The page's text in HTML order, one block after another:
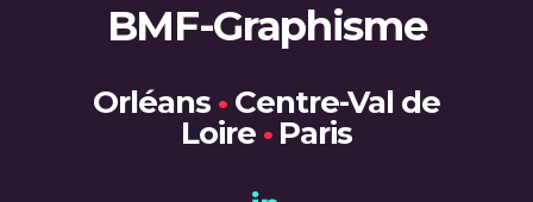
BMF-Graphisme
Orléans • Centre-Val de
Loire •Paris